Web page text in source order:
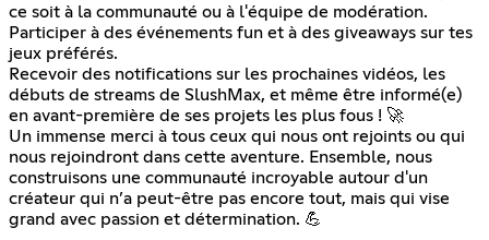
ce soit à la communauté ou à l'équipe de modération.
Participer à des événements fun et à des giveaways sur tes
jeux préférés.
Recevoir des notifications sur les prochaines vidéos, les
débuts de streams de SlushMax, et même être informé(e)
en avant-première de ses projets les plus fous ! 🚀
Un immense merci à tous ceux qui nous ont rejoints ou qui
nous rejoindront dans cette aventure. Ensemble, nous
construisons une communauté incroyable autour d'un
créateur qui n’a peut-être pas encore tout, mais qui vise
grand avec passion et détermination. 💪